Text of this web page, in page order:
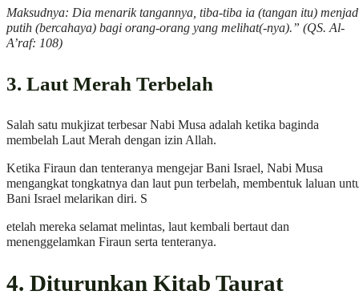
Maksudnya: Dia menarik tangannya, tiba-tiba ia (tangan itu)
putih (bercahaya) bagi orang-orang yang melihat(-nya).” (QS. Al-
A’raf: 108)
3. Laut Merah Terbelah
Salah satu mukjizat terbesar Nabi Musa adalah ketika baginda
membelah Laut Merah dengan izin Allah.
Ketika Firaun dan tenteranya mengejar Bani Israel, Nabi Musa
mengangkat tongkatnya dan laut pun terbelah, membentuk laluan
Bani Israel melarikan diri. S
etelah mereka selamat melintas, laut kembali bertaut dan
menenggelamkan Firaun serta tenteranya.
4. Diturunkan Kitab Taurat